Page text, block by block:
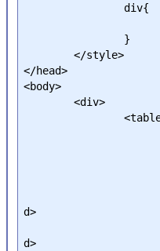
		div{
	</style>
</head>
<body>
	<div>
		<table>
</
d>
d>